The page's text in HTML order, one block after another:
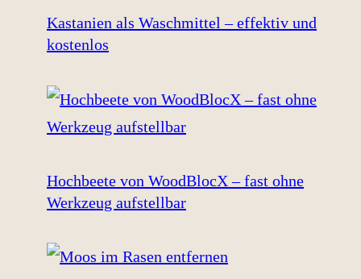
Kastanien als Waschmittel – effektiv und
kostenlos
Hochbeete von WoodBlocX – fast ohne
Werkzeug aufstellbar